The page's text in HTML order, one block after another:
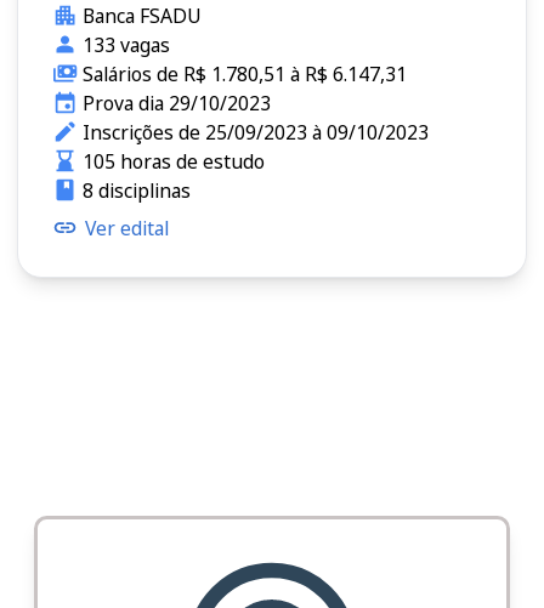
Banca FSADU
133 vagas
Salários de R$ 1.780,51 à R$ 6.147,31
Prova dia 29/10/2023
Inscrições de 25/09/2023 à 09/10/2023
105 horas de estudo
8 disciplinas
Ver edital